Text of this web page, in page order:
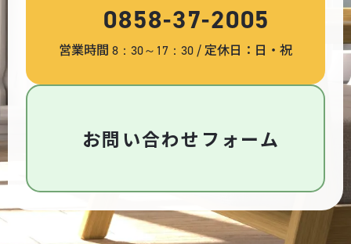
0858-37-2005
営業時間 8：30～17：30 / 定休日：日・祝
お問い合わせフォーム